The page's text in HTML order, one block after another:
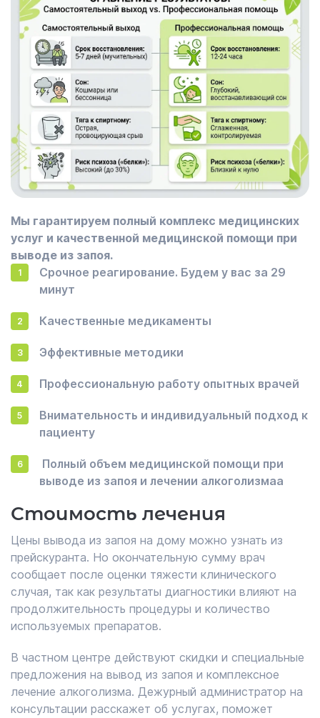
Мы гарантируем полный комплекс медицинских
услуг и качественной медицинской помощи при
выводе из запоя.
Срочное реагирование. Будем у вас за 29
минут
Качественные медикаменты
Эффективные методики
Профессиональную работу опытных врачей
Внимательность и индивидуальный подход к
пациенту
Полный объем медицинской помощи при
выводе из запоя и лечении алкоголизмаа
Стоимость лечения
Цены вывода из запоя на дому можно узнать из
прейскуранта. Но окончательную сумму врач
сообщает после оценки тяжести клинического
случая, так как результаты диагностики влияют на
продолжительность процедуры и количество
используемых препаратов.
В частном центре действуют скидки и специальные
предложения на вывод из запоя и комплексное
лечение алкоголизма. Дежурный администратор на
консультации расскажет об услугах, поможет